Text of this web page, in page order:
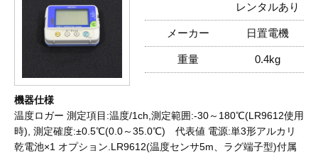
レンタルあり
メーカー 日置電機
重量 0.4kg
機器仕様
温度ロガー 測定項目:温度/1ch,測定範囲:-30～180℃(LR9612使用
時), 測定確度:±0.5℃(0.0～35.0℃) 代表値 電源:単3形アルカリ
乾電池×1 オプション.LR9612(温度センサ5m、ラグ端子型)付属